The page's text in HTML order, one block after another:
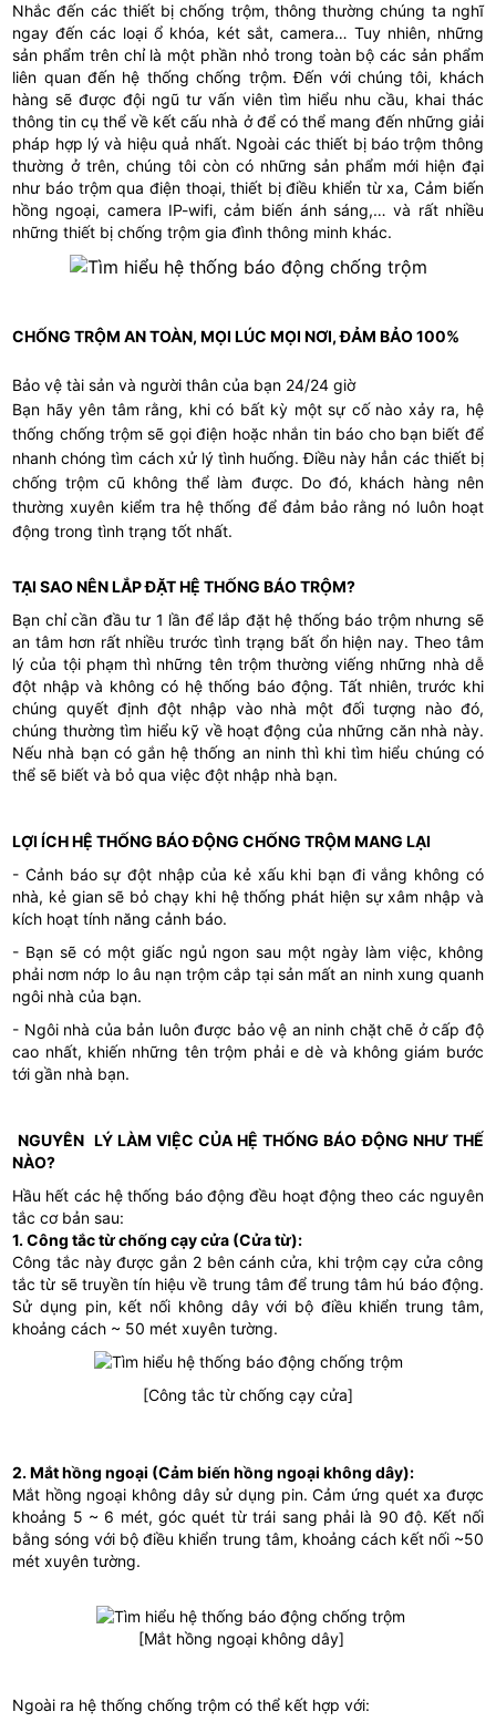
Nhắc đến các thiết bị chống trộm, thông thường chúng ta nghĩ
ngay đến các loại ổ khóa, két sắt, camera… Tuy nhiên, những
sản phẩm trên chỉ là một phần nhỏ trong toàn bộ các sản phẩm
liên quan đến hệ thống chống trộm. Đến với chúng tôi, khách
hàng sẽ được đội ngũ tư vấn viên tìm hiểu nhu cầu, khai thác
thông tin cụ thể về kết cấu nhà ở để có thể mang đến những giải
pháp hợp lý và hiệu quả nhất. Ngoài các thiết bị báo trộm thông
thường ở trên, chúng tôi còn có những sản phẩm mới hiện đại
như báo trộm qua điện thoại, thiết bị điều khiển từ xa, Cảm biến
hồng ngoại, camera IP-wifi, cảm biến ánh sáng,… và rất nhiều
những thiết bị chống trộm gia đình thông minh khác.
CHỐNG TRỘM AN TOÀN, MỌI LÚC MỌI NƠI, ĐẢM BẢO 100%
Bảo vệ tài sản và người thân của bạn 24/24 giờ
Bạn hãy yên tâm rằng, khi có bất kỳ một sự cố nào xảy ra, hệ
thống chống trộm sẽ gọi điện hoặc nhắn tin báo cho bạn biết để
nhanh chóng tìm cách xử lý tình huống. Điều này hẳn các thiết bị
chống trộm cũ không thể làm được. Do đó, khách hàng nên
thường xuyên kiểm tra hệ thống để đảm bảo rằng nó luôn hoạt
động trong tình trạng tốt nhất.
TẠI SAO NÊNLẮP ĐẶT HỆ THỐNG BÁO TRỘM?
Bạn chỉ cần đầu tư 1 lần để lắp đặt hệ thống báo trộm nhưng sẽ
an tâm hơn rất nhiều trước tình trạng bất ổn hiện nay. Theo tâm
lý của tội phạm thì những tên trộm thường viếng những nhà dễ
đột nhập và không có hệ thống báo động. Tất nhiên, trước khi
chúng quyết định đột nhập vào nhà một đối tượng nào đó,
chúng thường tìm hiểu kỹ về hoạt động của những căn nhà này.
Nếu nhà bạn có gắn hệ thống an ninh thì khi tìm hiểu chúng có
thể sẽ biết và bỏ qua việc đột nhập nhà bạn.
LỢI ÍCH HỆ THỐNG BÁO ĐỘNG CHỐNG TRỘM MANG LẠI
- Cảnh báo sự đột nhập của kẻ xấu khi bạn đi vắng không có
nhà, kẻ gian sẽ bỏ chạy khi hệ thống phát hiện sự xâm nhập và
kích hoạt tính năng cảnh báo.
- Bạn sẽ có một giấc ngủ ngon sau một ngày làm việc, không
phải nơm nớp lo âu nạn trộm cắp tại sản mất an ninh xung quanh
ngôi nhà của bạn.
- Ngôi nhà của bản luôn được bảo vệ an ninh chặt chẽ ở cấp độ
cao nhất, khiến những tên trộm phải e dè và không giám bước
tới gần nhà bạn.
NGUYÊN LÝ LÀM VIỆC CỦA HỆ THỐNG BÁO ĐỘNG NHƯ THẾ
NÀO?
Hầu hết các hệ thống báo động đều hoạt động theo các nguyên
tắc cơ bản sau:
1.Công tắc từ chống cạy cửa (Cửa từ):
Công tắc này được gắn 2 bên cánh cửa, khi trộm cạy cửa công
tắc từ sẽ truyền tín hiệu về trung tâm để trung tâm hú báo động.
Sử dụng pin, kết nối không dây với bộ điều khiển trung tâm,
khoảng cách ~ 50 mét xuyên tường.
[Công tắc từ chống cạy cửa]
2.Mắt hồng ngoại (Cảm biến hồng ngoại không dây):
Mắt hồng ngoại không dây sử dụng pin. Cảm ứng quét xa được
khoảng 5 ~ 6 mét, góc quét từ trái sang phải là 90 độ. Kết nối
bằng sóng với bộ điều khiển trung tâm, khoảng cách kết nối ~50
mét xuyên tường.
[Mắt hồng ngoại không dây]
Ngoài ra hệ thống chống trộm có thể kết hợp với: